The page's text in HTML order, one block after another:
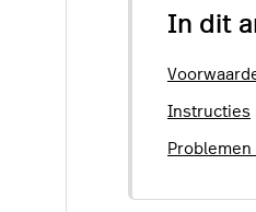
In dit
Instructies